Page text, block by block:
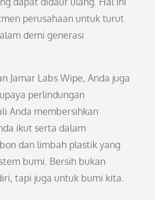
perusahaan untuk turut
demi generasi
Jamar Labs Wipe, Anda juga
perlindungan
Anda membersihkan
ikut serta dalam
dan limbah plastik yang
bumi. Bersih bukan
tapi juga untuk bumi kita.